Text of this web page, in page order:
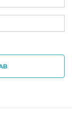
t
i